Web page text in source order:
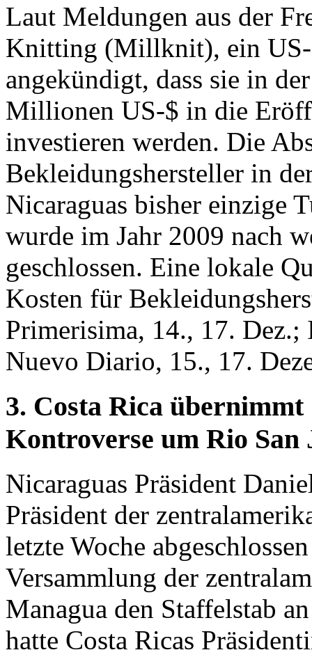
Laut Meldungen aus der
Knitting (Millknit), ein
angekündigt, dass sie in
Millionen US-$ in die
investieren werden. Die
Bekleidungshersteller in
Nicaraguas bisher einzige
wurde im Jahr 2009 nach
geschlossen. Eine lokale
Kosten für
Primerisima, 14., 17.
Nuevo Diario, 15., 17.
3. Costa Rica
Kontroverse um Rio San
Nicaraguas Präsident
Präsident der
letzte Woche
Versammlung der
Managua den Staffelstab
hatte Costa Ricas